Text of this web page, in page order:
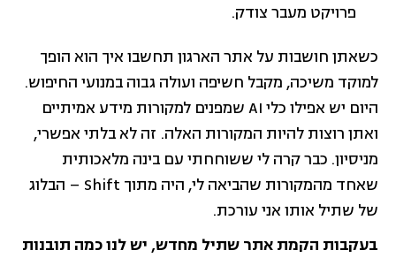
פרויקט מעבר צודק.
כשאתן חושבות על אתר הארגון תחשבו איך הוא הופך
למוקד משיכה, מקבל חשיפה ועולה גבוה במנועי החיפוש.
היום יש אפילו כלי AI שמפנים למקורות מידע אמיתיים
ואתן רוצות להיות המקורות האלה. זה לא בלתי אפשרי,
מניסיון. כבר קרה לי ששוחחתי עם בינה מלאכותית
שאחד מהמקורות שהביאה לי, היה מתוך Shift – הבלוג
של שתיל אותו אני עורכת.
בעקבות הקמת אתר שתיל מחדש, יש לנו כמה תובנות